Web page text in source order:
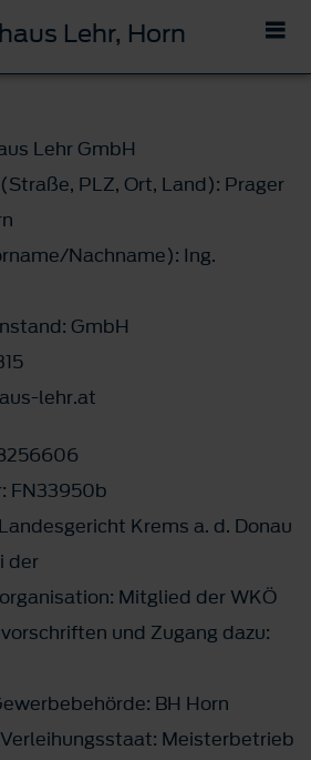
Lehr, Horn
Lehr GmbH
PLZ, Ort, Land): Prager
Nachname): Ing.
GmbH
lehr.at
FN33950b
Krems a. d. Donau
der
Mitglied der WKÖ
und Zugang dazu:
BH Horn
Meisterbetrieb